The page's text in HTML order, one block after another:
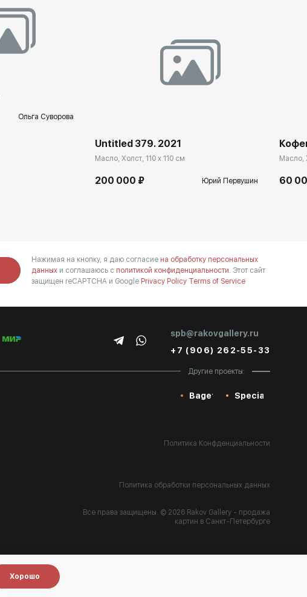
Ольга Суворова
Untitled 379. 2021
Масло, Холст, 110 x 110 см
200 000 ₽ Юрий Первушин
Масло,
60
Нажимая на кнопку, я даю согласие на обработку персональных
данных и соглашаюсь с политикой конфиденциальности. Этот сайт
защищен reCAPTCHA и Google Privacy Policy Terms of Service
spb@rakovgallery.ru
+7 (906) 262-55-33
Другие проекты:
Baget Special
Политика Конфденциальности
Политика обработки персональных данных
Все права защищены. © 2026 Rakov Gallery - продажа
картин в Санкт-Петербурге
Хорошо